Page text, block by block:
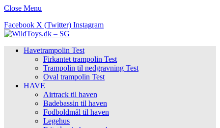
Close Menu
Facebook X (Twitter) Instagram
Havetrampolin Test
Firkantet trampolin Test
Trampolin til nedgravning Test
Oval trampolin Test
HAVE
Airtrack til haven
Badebassin til haven
Fodboldmål til haven
Legehus